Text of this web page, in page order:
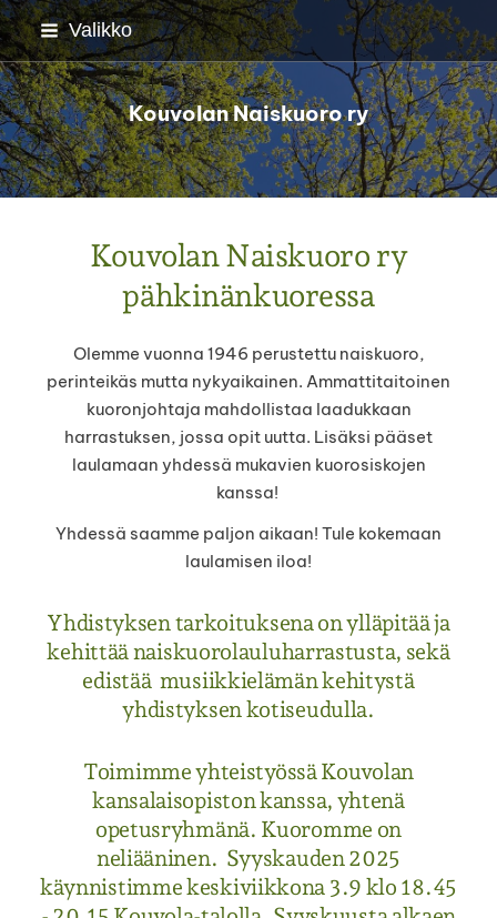
Siirry
sivun
sisältöön
Valikko
Kouvolan Naiskuoro ry
Kouvolan Naiskuoro ry
pähkinänkuoressa
Olemme vuonna 1946 perustettu naiskuoro,
perinteikäs mutta nykyaikainen. Ammattitaitoinen
kuoronjohtaja mahdollistaa laadukkaan
harrastuksen, jossa opit uutta. Lisäksi pääset
laulamaan yhdessä mukavien kuorosiskojen
kanssa!
Yhdessä saamme paljon aikaan! Tule kokemaan
laulamisen iloa!
Yhdistyksen tarkoituksena on ylläpitää ja
kehittää naiskuorolauluharrastusta, sekä
edistää musiikkielämän kehitystä
yhdistyksen kotiseudulla.
Toimimme yhteistyössä Kouvolan
kansalaisopiston kanssa, yhtenä
opetusryhmänä. Kuoromme on
neliääninen. Syyskauden 2025
käynnistimme keskiviikkona 3.9 klo 18.45